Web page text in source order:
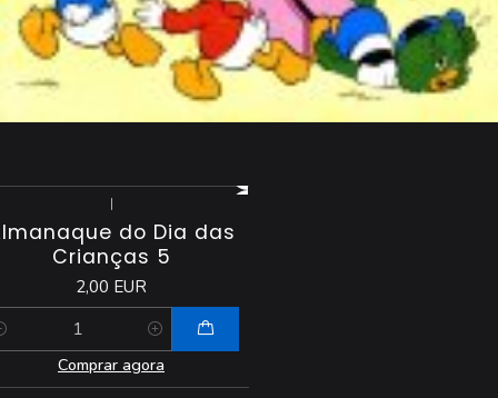
|
do Dia das
Crianças 5
2,00 EUR
Comprar agora